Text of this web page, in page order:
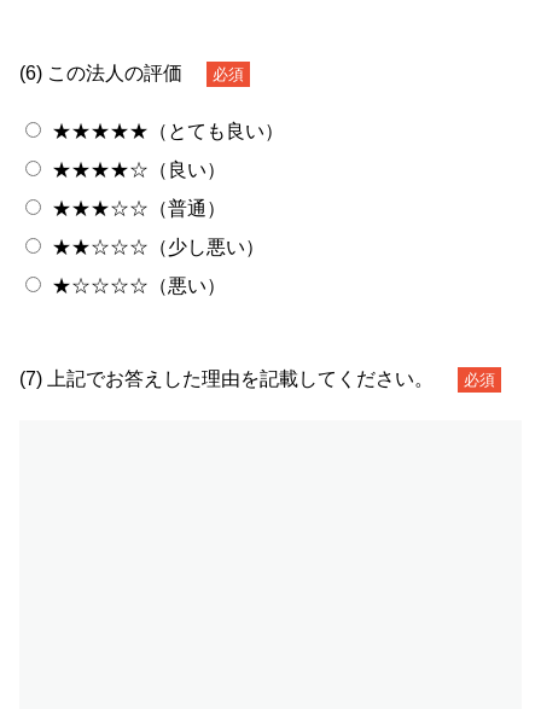
(6) この法人の評価 必須
★★★★★（とても良い）
★★★★☆（良い）
★★★☆☆（普通）
★★☆☆☆（少し悪い）
★☆☆☆☆（悪い）
(7) 上記でお答えした理由を記載してください。 必須